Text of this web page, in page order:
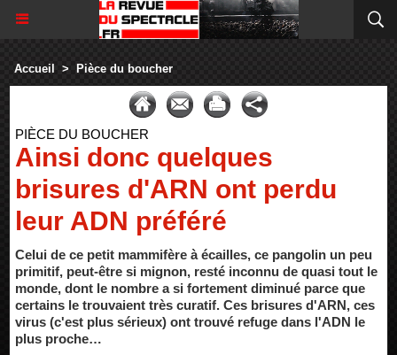
Accueil > Pièce du boucher
PIÈCE DU BOUCHER
Ainsi donc quelques
brisures d'ARN ont perdu
leur ADN préféré
Celui de ce petit mammifère à écailles, ce pangolin un peu
primitif, peut-être si mignon, resté inconnu de quasi tout le
monde, dont le nombre a si fortement diminué parce que
certains le trouvaient très curatif. Ces brisures d'ARN, ces
virus (c'est plus sérieux) ont trouvé refuge dans l'ADN le
plus proche…